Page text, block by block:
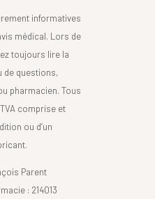
informatives
médical. Lors de
toujours lire la
de questions,
pharmacien. Tous
comprise et
ou d’un
Parent
: 214013